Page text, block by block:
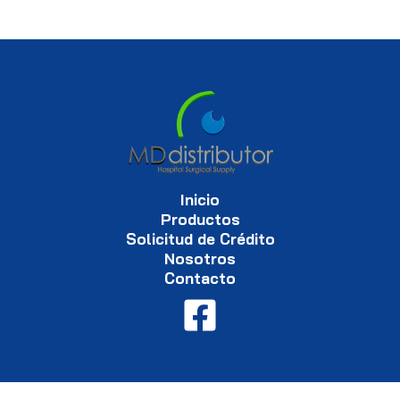
Inicio
Productos
Solicitud de Crédito
Nosotros
Contacto